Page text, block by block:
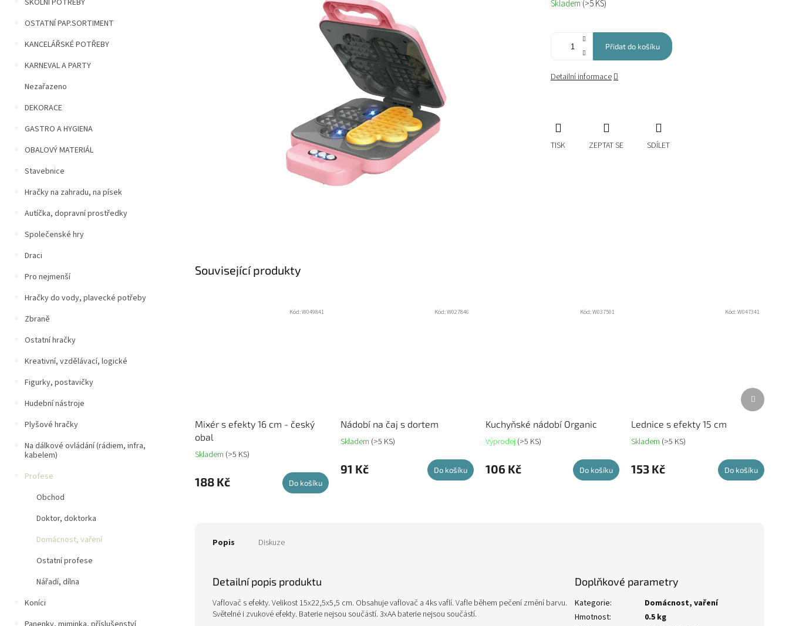
p
a
e
ŠKOLNÍ POTŘEBY
OSTATNÍ PAP.SORTIMENT
KANCELÁŘSKÉ POTŘEBY
KARNEVAL A PARTY
Nezařazeno
DEKORACE
GASTRO A HYGIENA
OBALOVÝ MATERIÁL
Stavebnice
Hračky na zahradu, na písek
Autíčka, dopravní prostředky
Společenské hry
Draci
Pro nejmenší
Hračky do vody, plavecké potřeby
Zbraně
Ostatní hračky
Kreativní, vzdělávací, logické
Figurky, postavičky
Hudební nástroje
Plyšové hračky
Na dálkové ovládání (rádiem, infra,
kabelem)
Profese
Obchod
Doktor, doktorka
Domácnost, vaření
Ostatní profese
Nářadí, dílna
Koníci
cena:
Skladem (>5 KS)
Přidat do košíku
Detailní informace
TISK ZEPTAT SE SDÍLET
Související produkty
Mixér s efekty 16 cm - český
obal
Skladem (>5 KS)
188 Kč Do košíku
Kód:W049841
Nádobí na čaj s dortem
Skladem (>5 KS)
91 Kč Do košíku
Kód:W027846
Kuchyňské nádobí Organic
Výprodej (>5 KS)
106 Kč Do košíku
Kód:W037501
Lednice s efekty 15 cm
Skladem (>5 KS)
153 Kč Do košíku
Kód:W047341
Další
produkt
Popis Diskuze
Detailní popis produktu
Vaflovač s efekty. Velikost 15x22,5x5,5 cm. Obsahuje vaflovač a 4ks vaflí. Vafle během pečení změní barvu.
Světelné i zvukové efekty. Baterie nejsou součástí. 3xAA baterie nejsou součástí.
Doplňkové parametry
Kategorie:
Domácnost, vaření
Hmotnost:
0.5 kg